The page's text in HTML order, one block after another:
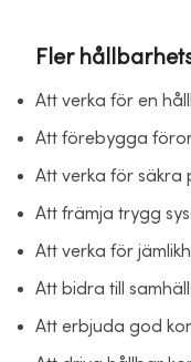
Fler
Att verka för en
Att förebygga
Att verka för säkra
Att främja trygg
Att verka för
Att bidra till
Att erbjuda god